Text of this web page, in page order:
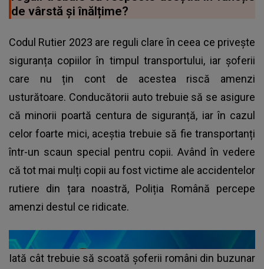
de vârstă și înălțime?
Codul Rutier 2023 are reguli clare în ceea ce privește
siguranța copiilor în timpul transportului, iar șoferii
care nu țin cont de acestea riscă amenzi
usturătoare. Conducătorii auto trebuie să se asigure
că minorii poartă centura de siguranță, iar în cazul
celor foarte mici, aceștia trebuie să fie transportanți
într-un scaun special pentru copii. Având în vedere
că tot mai mulți copii au fost victime ale accidentelor
rutiere din țara noastră, Poliția Română percepe
amenzi destul ce ridicate.
Iată cât trebuie să scoată șoferii români din buzunar